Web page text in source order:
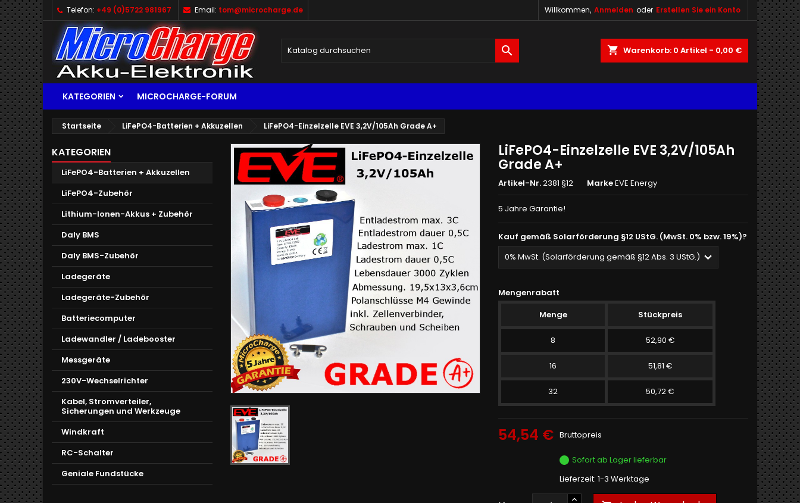
Telefon: +49 (0)5722 981967 Email: tom@microcharge.de Willkommen, Anmelden oder Erstellen Sie ein Konto
shopping_cart Warenkorb: 0 Artikel - 0,00 €

KATEGORIEN MICROCHARGE-FORUM
Startseite LiFePO4-Batterien + Akkuzellen LiFePO4-Einzelzelle EVE 3,2V/105Ah Grade A+
KATEGORIEN
LiFePO4-Batterien + Akkuzellen
LiFePO4-Zubehör
Lithium-Ionen-Akkus + Zubehör
Daly BMS
Daly BMS-Zubehör
Ladegeräte
Ladegeräte-Zubehör
Batteriecomputer
Ladewandler / Ladebooster
Messgeräte
230V-Wechselrichter
Kabel, Stromverteiler,
Sicherungen und Werkzeuge
Windkraft
RC-Schalter
Geniale Fundstücke
LiFePO4-Einzelzelle EVE 3,2V/105Ah
Grade A+
Artikel-Nr.2381 §12 MarkeEVE Energy
5 Jahre Garantie!
Kauf gemäß Solarförderung §12 UStG. (MwSt. 0% bzw. 19%)?
Mengenrabatt
Menge
Stückpreis
8 52,90 €
16 51,81 €
32 50,72 €
54,54 € Bruttopreis
Sofort ab Lager lieferbar
Lieferzeit: 1-3 Werktage